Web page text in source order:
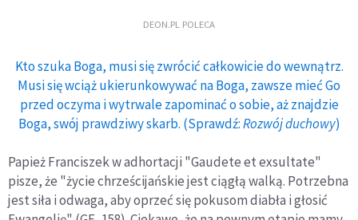
DEON.PL POLECA
Kto szuka Boga, musi się zwrócić całkowicie do wewnątrz.
Musi się wciąż ukierunkowywać na Boga, zawsze mieć Go
przed oczyma i wytrwale zapominać o sobie, aż znajdzie
Boga, swój prawdziwy skarb. (Sprawdź:Rozwój duchowy)
Papież Franciszek w adhortacji "Gaudete et exsultate"
pisze, że "życie chrześcijańskie jest ciągłą walką. Potrzebna
jest siła i odwaga, aby oprzeć się pokusom diabła i głosić